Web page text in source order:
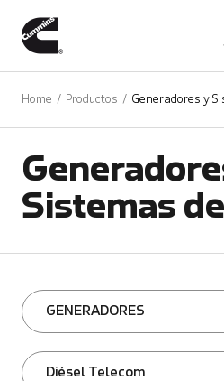
Home Productos Generadores y
Sistemas
GENERADORES
Diésel Telecom